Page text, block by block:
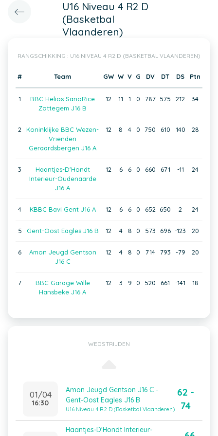
U16 Niveau 4 R2 D
(Basketbal
Vlaanderen)
RANGSCHIKKING : U16 NIVEAU 4 R2 D (BASKETBAL VLAANDEREN)
# Team GW W V G DV DT DS Ptn
1
BBC Helios SanoRice
Zottegem J16 B
12 11 1 0 787 575 212 34
2
Koninklijke BBC Wezen-
Vrienden
Geraardsbergen J16 A
12 8 4 0 750 610 140 28
3
Haantjes-D'Hondt
Interieur-Oudenaarde
J16 A
12 6 6 0 660 671 -11 24
4 KBBC Bavi Gent J16 A 12 6 6 0 652 650 2 24
5 Gent-Oost Eagles J16 B 12 4 8 0 573 696 -123 20
6
Amon Jeugd Gentson
J16 C
12 4 8 0 714 793 -79 20
7
BBC Garage Wille
Hansbeke J16 A
12 3 9 0 520 661 -141 18
WEDSTRIJDEN
01/04
16:30
Amon Jeugd Gentson J16 C -
Gent-Oost Eagles J16 B
U16 Niveau 4 R2 D (Basketbal Vlaanderen)
62 -
74
Haantjes-D'Hondt Interieur-